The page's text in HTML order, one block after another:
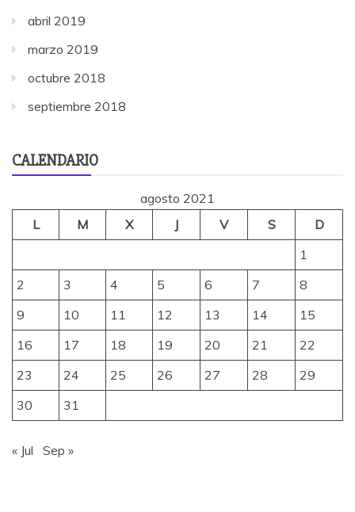
abril 2019
marzo 2019
octubre 2018
septiembre 2018
CALENDARIO
agosto 2021
L
M X J V S
D
1
2
3 4 5 6 7
8
9
10 11 12 13 14
15
16
17 18 19 20 21
22
23
24 25 26 27 28
29
30
31
« Jul Sep »